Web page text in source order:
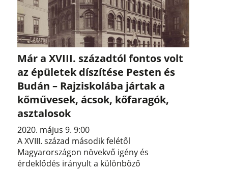
Már a XVIII. századtól fontos volt
az épületek díszítése Pesten és
Budán – Rajziskolába jártak a
kőművesek, ácsok, kőfaragók,
asztalosok
2020. május 9. 9:00
A XVIII. század második felétől
Magyarországon növekvő igény és
érdeklődés irányult a különböző